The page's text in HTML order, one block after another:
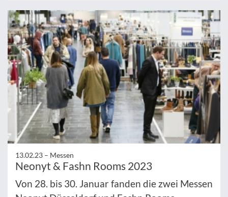
13.02.23 – Messen
Neonyt & Fashn Rooms 2023
Von 28. bis 30. Januar fanden die zwei Messen